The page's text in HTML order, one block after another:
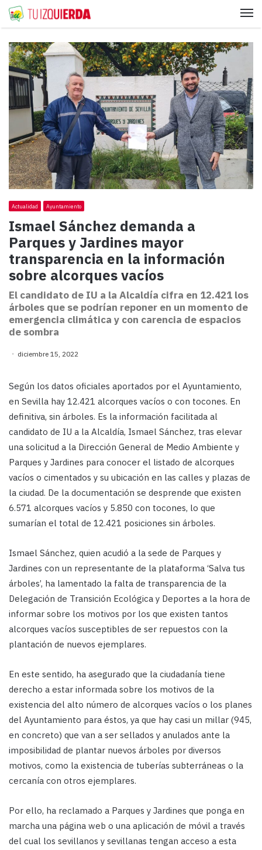
Actualidad Ayuntamiento
Ismael Sánchez demanda a
Parques y Jardines mayor
transparencia en la información
sobre alcorques vacíos
El candidato de IU a la Alcaldía cifra en 12.421 los
árboles que se podrían reponer en un momento de
emergencia climática y con carencia de espacios
de sombra
diciembre 15, 2022
Según los datos oficiales aportados por el Ayuntamiento,
en Sevilla hay 12.421 alcorques vacíos o con tocones. En
definitiva, sin árboles. Es la información facilitada al
candidato de IU a la Alcaldía, Ismael Sánchez, tras elevar
una solicitud a la Dirección General de Medio Ambiente y
Parques y Jardines para conocer el listado de alcorques
vacíos o cimentados y su ubicación en las calles y plazas de
la ciudad. De la documentación se desprende que existen
6.571 alcorques vacíos y 5.850 con tocones, lo que
sumarían el total de 12.421 posiciones sin árboles.
Ismael Sánchez, quien acudió a la sede de Parques y
Jardines con un representante de la plataforma ‘Salva tus
árboles’, ha lamentado la falta de transparencia de la
Delegación de Transición Ecológica y Deportes a la hora de
informar sobre los motivos por los que existen tantos
alcorques vacíos susceptibles de ser repuestos con la
plantación de nuevos ejemplares.
En este sentido, ha asegurado que la ciudadanía tiene
derecho a estar informada sobre los motivos de la
existencia del alto número de alcorques vacíos o los planes
del Ayuntamiento para éstos, ya que hay casi un millar (945,
en concreto) que van a ser sellados y anulados ante la
imposibilidad de plantar nuevos árboles por diversos
motivos, como la existencia de tuberías subterráneas o la
cercanía con otros ejemplares.
Por ello, ha reclamado a Parques y Jardines que ponga en
marcha una página web o una aplicación de móvil a través
del cual los sevillanos y sevillanas tengan acceso a esta